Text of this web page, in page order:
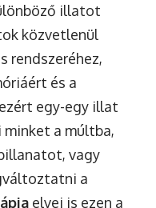
illatot
közvetlenül
rendszeréhez,
és a
egy-egy illat
minket a múltba,
vagy
a
elvei is ezen a